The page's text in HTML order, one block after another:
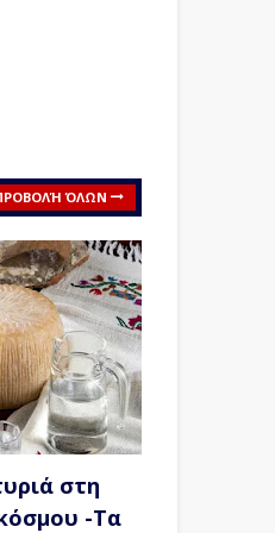
ΌΛΩΝ
στη
-Τα